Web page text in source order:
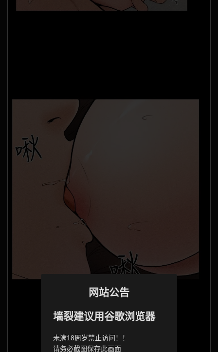
网站公告
墙裂建议用谷歌浏览器
未满18周岁禁止访问！！
请务必截图保存此画面